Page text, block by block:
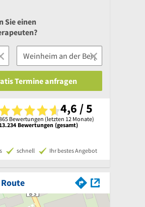
Sie einen
Termine anfragen
4,6 / 5
Bewertungen (letzten 12 Monate)
13.234 Bewertungen (gesamt)
schnell Ihr bestes Angebot